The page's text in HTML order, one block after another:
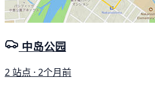
中岛公园
2 站点 · 2个月前